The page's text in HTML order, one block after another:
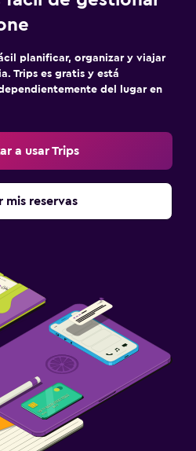
planificar, organizar y viajar
Trips es gratis y está
del lugar en
a usar Trips
mis reservas